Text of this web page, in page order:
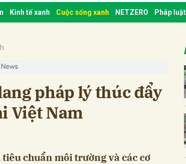
Kinh tế xanh Cuộc sống xanh NETZERO Pháp
pháp lý thúc đẩy
Việt Nam
chuẩn môi trường và các cơ